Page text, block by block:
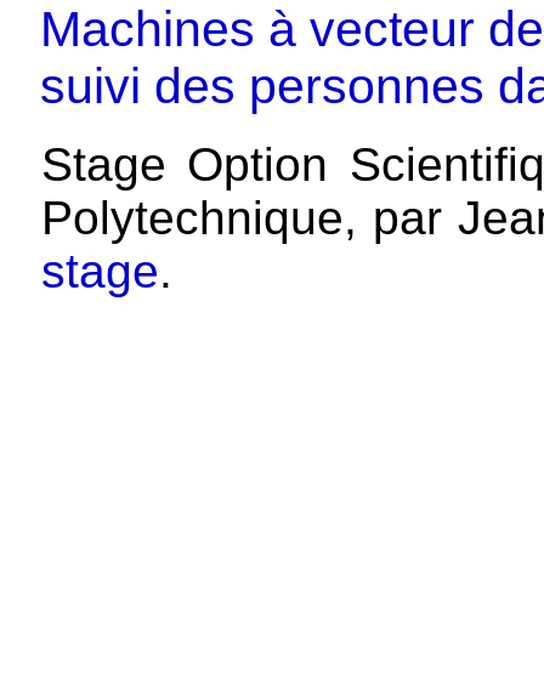
Machines à vecteur
suivi des personnes
Stage Option
Polytechnique, par
stage.